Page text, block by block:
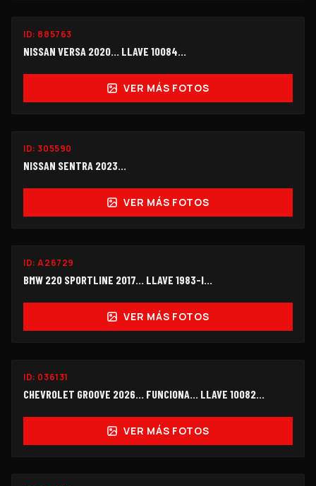
ID: 885763
NISSAN VERSA 2020... LLAVE 10084...
VER MÁS FOTOS
ID: 305590
NISSAN SENTRA 2023...
VER MÁS FOTOS
ID:A26729
BMW 220 SPORTLINE 2017... LLAVE 1983-I…
VER MÁS FOTOS
ID: 036131
CHEVROLET GROOVE 2026... FUNCIONA... LLAVE 10082...
VER MÁS FOTOS